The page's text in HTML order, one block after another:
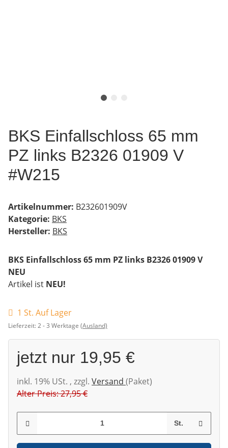
BKS Einfallschloss 65 mm
PZ links B2326 01909 V
#W215
Artikelnummer: B232601909V
Kategorie: BKS
Hersteller: BKS
BKS Einfallschloss 65 mm PZ links B2326 01909 V
NEU
Artikel ist NEU!
1 St. Auf Lager
Lieferzeit:2 - 3 Werktage (Ausland)
jetzt nur 19,95 €
inkl. 19% USt. , zzgl. Versand (Paket)
Alter Preis: 27,95 €
St.